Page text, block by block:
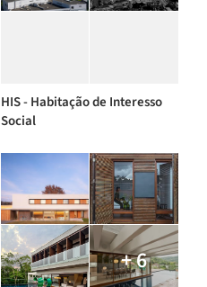
HIS - Habitação de Interesso
Social
+ 6